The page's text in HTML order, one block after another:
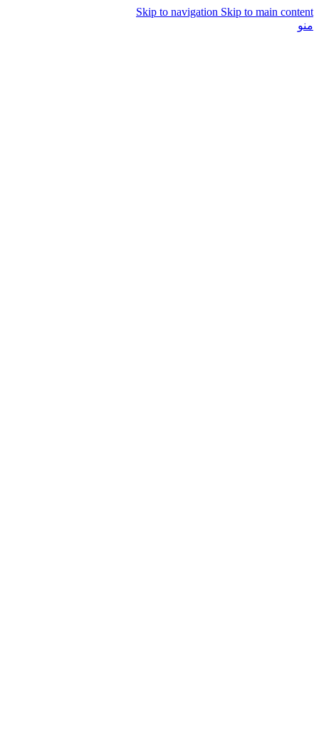
Skip to navigation Skip to main content
منو